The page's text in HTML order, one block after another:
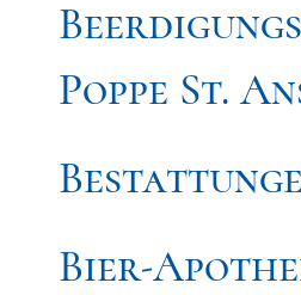
Poppe St.
Bier-